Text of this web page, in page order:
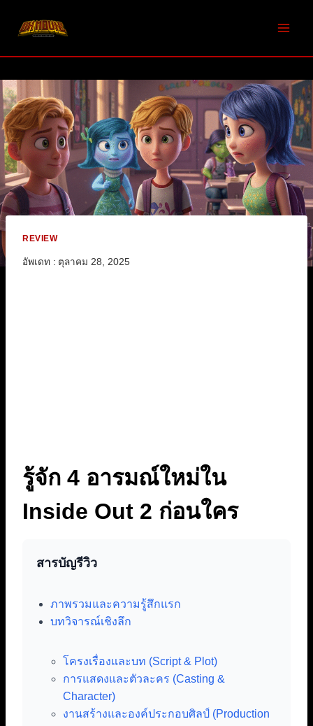
REVIEW
อัพเดท : ตุลาคม 28, 2025
รู้จัก 4 อารมณ์ใหม่ใน
Inside Out 2 ก่อนใคร
สารบัญรีวิว
ภาพรวมและความรู้สึกแรก
บทวิจารณ์เชิงลึก
โครงเรื่องและบท (Script & Plot)
การแสดงและตัวละคร (Casting &
Character)
งานสร้างและองค์ประกอบศิลป์ (Production